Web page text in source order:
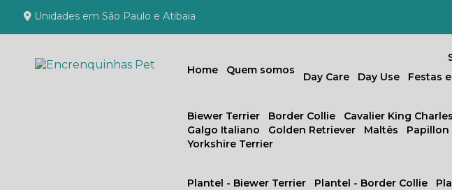
Unidades em São Paulo e Atibaia
Home Quem somos
Plantel - Biewer Terrier
Plantel - Border Collie
Day Care
Day Use Festas
Biewer Terrier
Border Collie Cavalier King
Galgo Italiano
Golden Retriever Maltês Papillon
Yorkshire Terrier